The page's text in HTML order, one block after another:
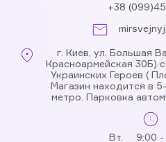
+38
г. Киев, ул. Большая
Красноармейская 30Б)
Украинских Героев (
Магазин находится в
метро. Парковка
Вт.
9:00 -